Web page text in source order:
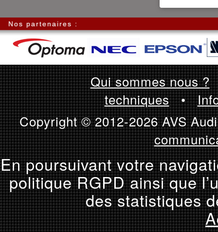
Nos partenaires :
Qui sommes nous ?
techniques•
Copyright © 2012-2026 AVS
En poursuivant votre
politique RGPD ainsi que
des statistiques